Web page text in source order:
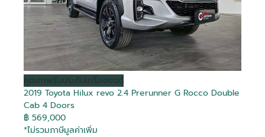
คุณภาพรับประกันเครื่องยนต์
2019 Toyota Hilux revo 2.4 Prerunner G Rocco Double
Cab 4 Doors
฿ 569,000
*ไม่รวมภาษีมูลค่าเพิ่ม